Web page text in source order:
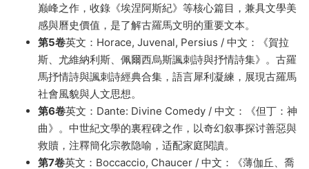
巅峰之作，收錄《埃涅阿斯紀》等核心篇目，兼具文學美
感與曆史價值，是了解古羅馬文明的重要文本。
第5卷英文：Horace, Juvenal, Persius / 中文：《賀拉
斯、尤維納利斯、佩爾西烏斯諷刺詩與抒情詩集》。古羅
馬抒情詩與諷刺詩經典合集，語言犀利凝練，展現古羅馬
社會風貌與人文思想。
第6卷英文：Dante: Divine Comedy / 中文：《但丁：神
曲》。中世紀文學的裏程碑之作，以奇幻叙事探讨善惡與
救贖，注釋簡化宗教隐喻，适配家庭閱讀。
第7卷英文：Boccaccio, Chaucer / 中文：《薄伽丘、喬